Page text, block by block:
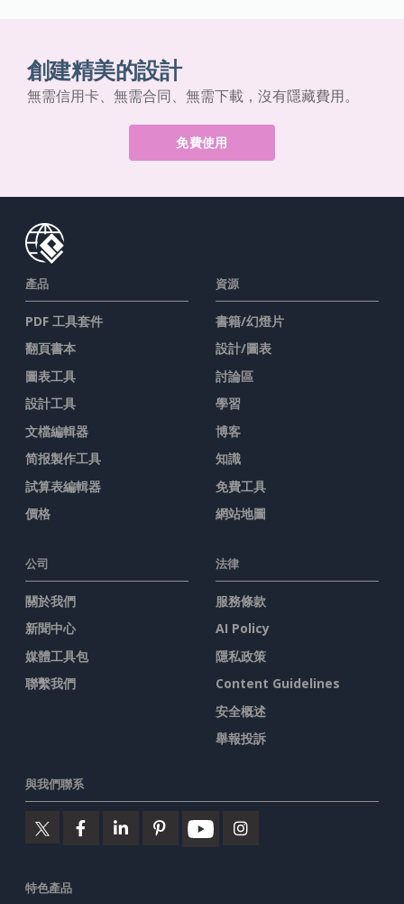
創建精美的設計
無需信用卡、無需合同、無需下載，沒有隱藏費用。
免費使用
產品
PDF 工具套件
翻頁書本
圖表工具
設計工具
文檔編輯器
简报製作工具
試算表編輯器
價格
資源
書籍/幻燈片
設計/圖表
討論區
學習
博客
知識
免費工具
網站地圖
公司
關於我們
新聞中心
媒體工具包
聯繫我們
法律
服務條款
AI Policy
隱私政策
Content Guidelines
安全概述
舉報投訴
與我們聯系
特色產品